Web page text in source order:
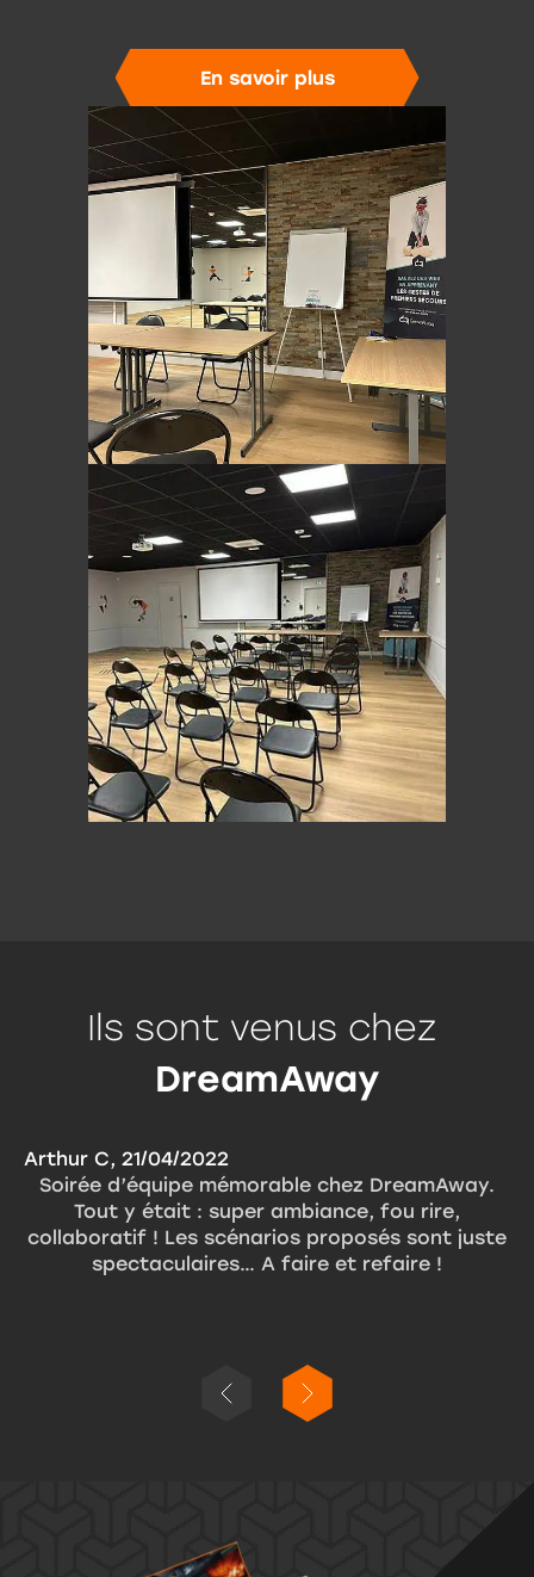
En savoir plus
Ils sont venus chez
DreamAway
Arthur C, 21/04/2022
Soirée d’équipe mémorable chez DreamAway.
Tout y était : super ambiance, fou rire,
collaboratif ! Les scénarios proposés sont juste
spectaculaires… A faire et refaire !